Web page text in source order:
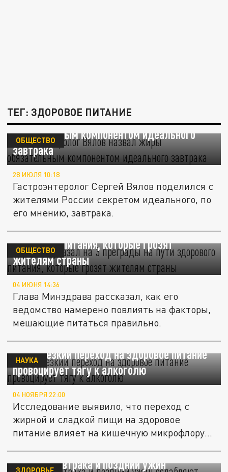
ТЕГ: ЗДОРОВОЕ ПИТАНИЕ
Гастроэнтеролог Вялов назвал жиры
обязательным компонентом идеального
завтрака
ОБЩЕСТВО
28 ИЮЛЯ 10:18
Гастроэнтеролог Сергей Вялов поделился с
жителями России секретом идеального, по
его мнению, завтрака.
Мурашко указал на 3 преграды на пути
здорового питания, которые грозят
жителям страны
ОБЩЕСТВО
04 ИЮНЯ 14:36
Глава Минздрава рассказал, как его
ведомство намерено повлиять на факторы,
мешающие питаться правильно.
ACER: резкий переход на здоровое питание
провоцирует тягу к алкоголю
НАУКА
04 НОЯБРЯ 22:00
Исследование выявило, что переход с
жирной и сладкой пищи на здоровое
питание влияет на кишечную микрофлору
Пропуск завтрака и поздний ужин